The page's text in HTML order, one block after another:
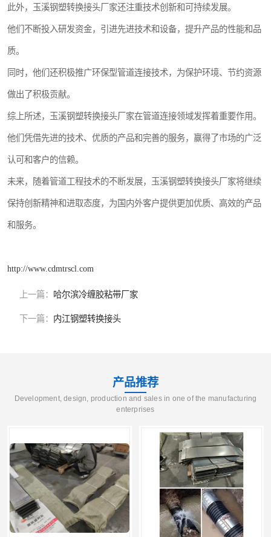
此外，玉溪钢塑转换接头厂家还注重技术创新和可持续发展。
他们不断投入研发资金，引进先进技术和设备，提升产品的性能和品
质。
同时，他们还积极推广环保型管道连接技术，为保护环境、节约资源
做出了积极贡献。
综上所述，玉溪钢塑转换接头厂家在管道连接领域发挥着重要作用。
他们凭借先进的技术、优质的产品和完善的服务，赢得了市场的广泛
认可和客户的信赖。
未来，随着管道工程技术的不断发展，玉溪钢塑转换接头厂家将继续
保持创新精神和进取态度，为国内外客户提供更加优质、高效的产品
和服务。
http://www.cdmtrscl.com
上一篇： 哈尔滨冷缠胶粘带厂家
下一篇： 内江钢塑转换接头
产品推荐
Development, design, production and sales in one of the manufacturing
enterprises